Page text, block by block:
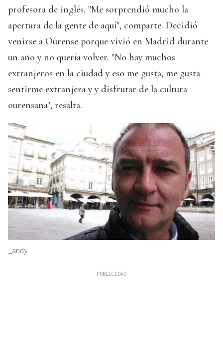
profesora de inglés. "Me sorprendió mucho la
apertura de la gente de aquí", comparte. Decidió
venirse a Ourense porque vivió en Madrid durante
un año y no quería volver. "No hay muchos
extranjeros en la ciudad y eso me gusta, me gusta
sentirme extranjera y y disfrutar de la cultura
ourensana", resalta.
_andy